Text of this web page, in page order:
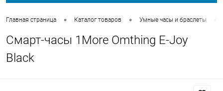
Главная страница • Каталог товаров • Умные часы и браслеты
Смарт-часы 1More Omthing E-Joy
Black
Сегодня